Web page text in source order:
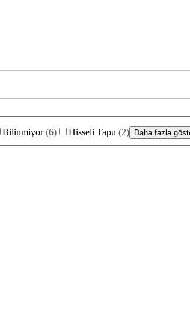
Bilinmiyor (6) Hisseli Tapu (2) Daha fazla